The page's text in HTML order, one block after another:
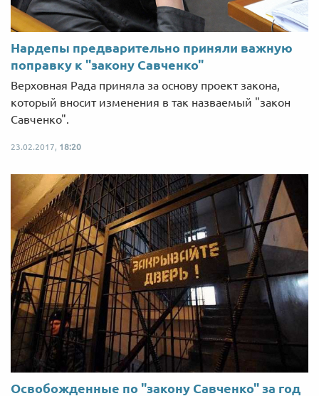
Нардепы предварительно приняли важную
поправку к "закону Савченко"
Верховная Рада приняла за основу проект закона,
который вносит изменения в так назваемый "закон
Савченко".
23.02.2017, 18:20
Освобожденные по "закону Савченко" за год